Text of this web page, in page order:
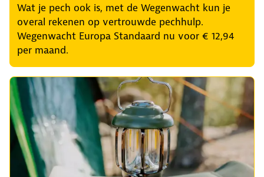
Wat je pech ook is, met de Wegenwacht kun je
overal rekenen op vertrouwde pechhulp.
Wegenwacht Europa Standaard nu voor € 12,94
per maand.